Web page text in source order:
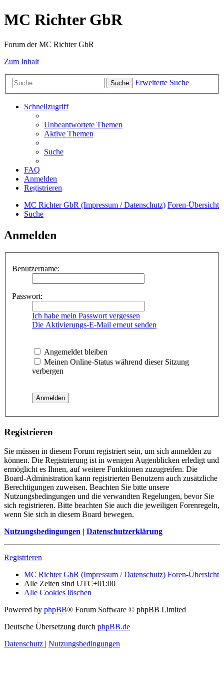
MC Richter GbR
Forum der MC Richter GbR
Zum Inhalt
Suche Erweiterte Suche
Schnellzugriff
Unbeantwortete Themen
Aktive Themen
Suche
FAQ
Anmelden
Registrieren
MC Richter GbR (Impressum / Datenschutz) Foren-Übersicht
Suche
Anmelden
Benutzername:
Passwort:
Ich habe mein Passwort vergessen
Die Aktivierungs-E-Mail erneut senden
Angemeldet bleiben
Meinen Online-Status während dieser Sitzung
verbergen
Registrieren
Sie müssen in diesem Forum registriert sein, um sich anmelden zu
können. Die Registrierung ist in wenigen Augenblicken erledigt und
ermöglicht es Ihnen, auf weitere Funktionen zuzugreifen. Die
Board-Administration kann registrierten Benutzern auch zusätzliche
Berechtigungen zuweisen. Beachten Sie bitte unsere
Nutzungsbedingungen und die verwandten Regelungen, bevor Sie
sich registrieren. Bitte beachten Sie auch die jeweiligen Forenregeln,
wenn Sie sich in diesem Board bewegen.
Nutzungsbedingungen | Datenschutzerklärung
Registrieren
MC Richter GbR (Impressum / Datenschutz) Foren-Übersicht
Alle Zeiten sind UTC+01:00
Alle Cookies löschen
Powered by phpBB® Forum Software © phpBB Limited
Deutsche Übersetzung durch phpBB.de
Datenschutz | Nutzungsbedingungen